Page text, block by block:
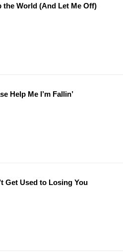
the World (And Let Me Off)
Help Me I’m Fallin’
Get Used to Losing You